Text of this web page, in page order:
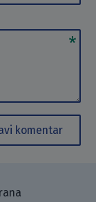
komentar